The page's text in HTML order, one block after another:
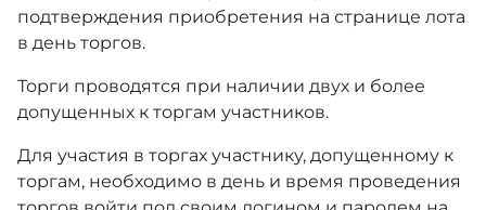
подтверждения приобретения на странице лота
в день торгов.
Торги проводятся при наличии двух и более
допущенных к торгам участников.
Для участия в торгах участнику, допущенному к
торгам, необходимо в день и время проведения